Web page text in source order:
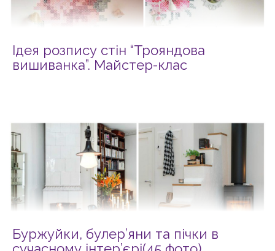
Ідея розпису стін “Трояндова
вишиванка”. Майстер-клас
Буржуйки, булер’яни та пічки в